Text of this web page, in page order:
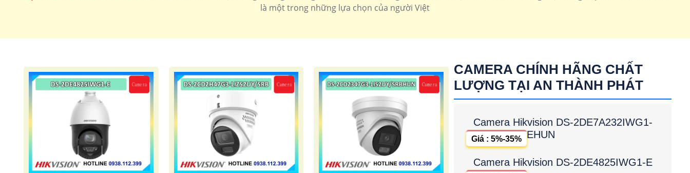
Camera AI Hikvision camera 2k Hikvision
là một trong những lựa chọn của người Việt
CAMERA CHÍNH HÃNG CHẤT
LƯỢNG TẠI AN THÀNH PHÁT
Camera Hikvision DS-2DE7A232IWG1-
EHUN
Giá : 5%-35%
Camera Hikvision DS-2DE4825IWG1-E